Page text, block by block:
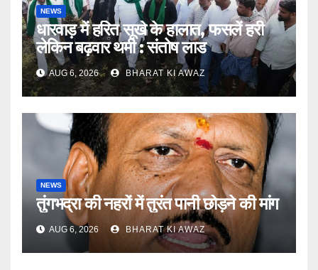
NEWS
धारवाड़ में हरित सूखे के हालात, फसलें हरी
लेकिन बढ़वार थमी : संतोष लाड
AUG 6, 2026 BHARAT KI AWAZ
NEWS
तुंगभद्रा की नहरों में तुरंत पानी छोड़ने की मांग
AUG 6, 2026 BHARAT KI AWAZ